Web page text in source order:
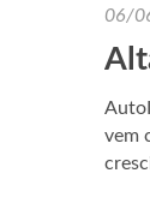
06/
vem